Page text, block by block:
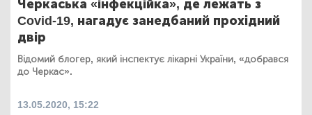
Черкаська «інфекційка», де лежать з
Covid-19, нагадує занедбаний прохідний
двір
Відомий блогер, який інспектує лікарні України, «добрався
до Черкас».
13.05.2020, 15:22